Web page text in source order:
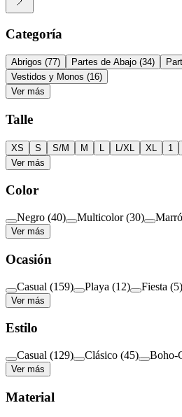
Categoría
Abrigos (77) Partes de Abajo (34)
Vestidos y Monos (16)
Ver más
Talle
XS S S/M M L/XL XL 1
Ver más
Color
Negro (40) Multicolor (30)
Ver más
Ocasión
Casual (159) Playa (12) Fiesta (5)
Ver más
Estilo
Casual (129) Clásico (45) Boho-
Ver más
Material